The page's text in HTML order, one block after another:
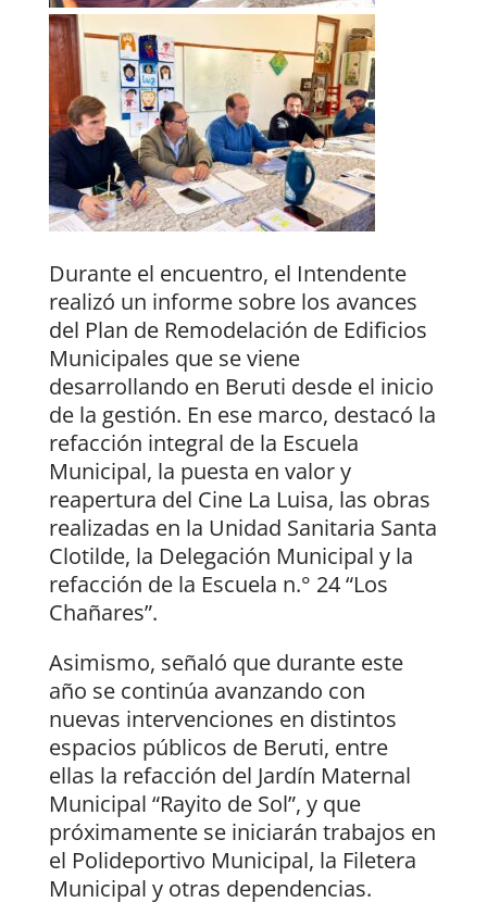
Durante el encuentro, el Intendente
realizó un informe sobre los avances
del Plan de Remodelación de Edificios
Municipales que se viene
desarrollando en Beruti desde el inicio
de la gestión. En ese marco, destacó la
refacción integral de la Escuela
Municipal, la puesta en valor y
reapertura del Cine La Luisa, las obras
realizadas en la Unidad Sanitaria Santa
Clotilde, la Delegación Municipal y la
refacción de la Escuela n.° 24 “Los
Chañares”.
Asimismo, señaló que durante este
año se continúa avanzando con
nuevas intervenciones en distintos
espacios públicos de Beruti, entre
ellas la refacción del Jardín Maternal
Municipal “Rayito de Sol”, y que
próximamente se iniciarán trabajos en
el Polideportivo Municipal, la Filetera
Municipal y otras dependencias.